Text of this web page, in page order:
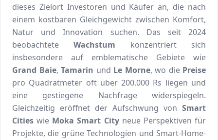
dieses Zielort Investoren und Käufer an, die nach
einem kostbaren Gleichgewicht zwischen Komfort,
Natur und Innovation suchen. Das seit 2024
beobachteteWachstum konzentriert sich
insbesondere auf emblematische Gebiete wie
Grand Baie, Tamarin und Le Morne, wo die Preise
pro Quadratmeter oft über 200.000 Rs liegen und
eine gestiegene Nachfrage widerspiegeln.
Gleichzeitig eröffnet der Aufschwung von Smart
Cities wie Moka Smart Cityneue Perspektiven für
Projekte, die grüne Technologien und Smart-Home-